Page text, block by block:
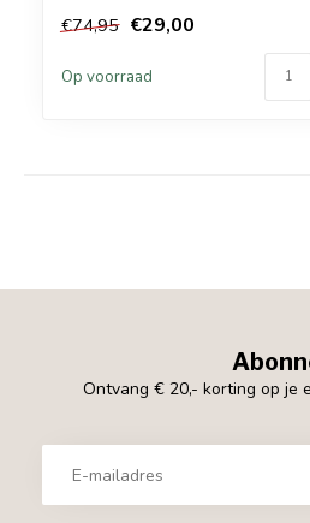
€74,95 €29,00
Op voorraad
Ontvang € 20,- korting op je